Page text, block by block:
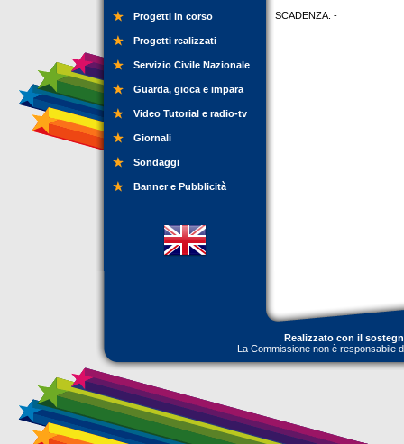
Progetti in corso
Progetti realizzati
Servizio Civile Nazionale
Guarda, gioca e impara
Video Tutorial e radio-tv
Giornali
Sondaggi
Banner e Pubblicità
SCADENZA: -
Realizzato con il
La Commissione non è responsabile